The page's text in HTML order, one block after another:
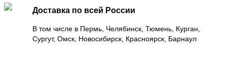
Доставка по всей России
В том числе в Пермь, Челябинск, Тюмень, Курган,
Сургут, Омск, Новосибирск, Красноярск, Барнаул